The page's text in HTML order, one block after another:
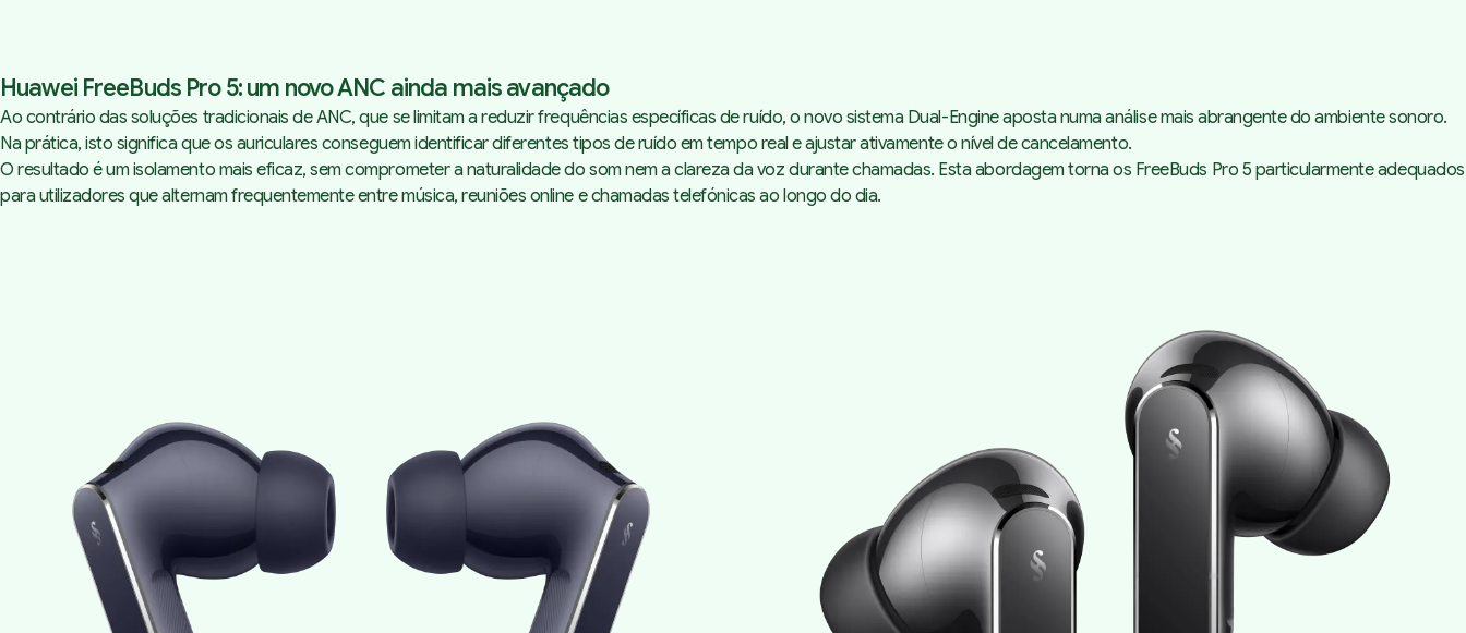
Huawei FreeBuds Pro 5: um novo ANC ainda mais avançado
Ao contrário das soluções tradicionais de ANC, que se limitam a reduzir frequências específicas de ruído, o novo sistema Dual-Engine aposta numa análise mais abrangente do ambiente sonoro.
Na prática, isto significa que os auriculares conseguem identificar diferentes tipos de ruído em tempo real e ajustar ativamente o nível de cancelamento.
O resultado é um isolamento mais eficaz, sem comprometer a naturalidade do som nem a clareza da voz durante chamadas. Esta abordagem torna os FreeBuds Pro 5 particularmente adequados
para utilizadores que alternam frequentemente entre música, reuniões online e chamadas telefónicas ao longo do dia.